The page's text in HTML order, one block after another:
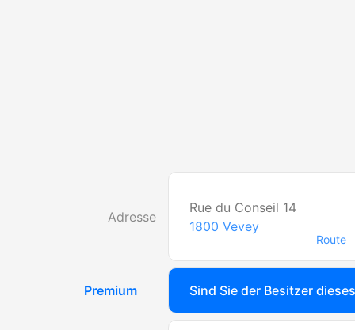
Adresse
Rue du Conseil 14
1800 Vevey
Route
Premium Sind Sie der Besitzer